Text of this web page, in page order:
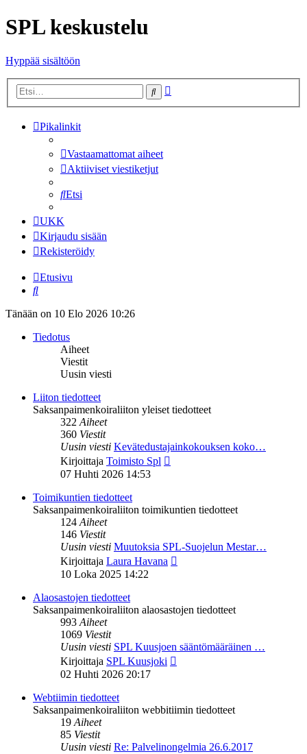
SPL keskustelu
Hyppää sisältöön
Etsi
Pikalinkit
Vastaamattomat aiheet
Aktiiviset viestiketjut
Etsi
UKK
Kirjaudu sisään
Rekisteröidy
Etusivu
Etsi
Tänään on 10 Elo 2026 10:26
Tiedotus
Aiheet
Viestit
Uusin viesti
Liiton tiedotteet
Saksanpaimenkoiraliiton yleiset tiedotteet
322Aiheet
360 Viestit
Uusin viesti Kevätedustajainkokouksen koko…
Kirjoittaja Toimisto Spl
07 Huhti 2026 14:53
Toimikuntien tiedotteet
Saksanpaimenkoiraliiton toimikuntien tiedotteet
124Aiheet
146 Viestit
Uusin viesti Muutoksia SPL-Suojelun Mestar…
Kirjoittaja Laura Havana
10 Loka 2025 14:22
Alaosastojen tiedotteet
Saksanpaimenkoiraliiton alaosastojen tiedotteet
993Aiheet
1069 Viestit
Uusin viesti SPL Kuusjoen sääntömääräinen …
Kirjoittaja SPL Kuusjoki
02 Huhti 2026 20:17
Webtiimin tiedotteet
Saksanpaimenkoiraliiton webbitiimin tiedotteet
19Aiheet
85 Viestit
Uusin viesti Re: Palvelinongelmia 26.6.2017